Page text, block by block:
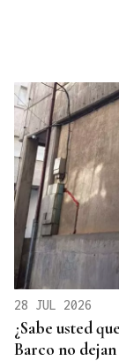
28 JUL 2026
¿Sabe usted
Barco no